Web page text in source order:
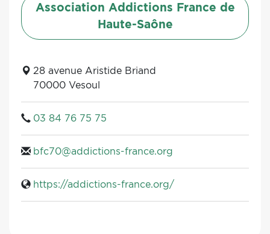
Association Addictions France de
Haute-Saône
28 avenue Aristide Briand
70000 Vesoul
03 84 76 75 75
bfc70@addictions-france.org
https://addictions-france.org/